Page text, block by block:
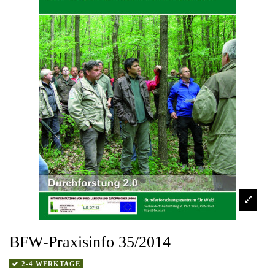
BFW-Praxisinfo 35/2014
2-4 WERKTAGE